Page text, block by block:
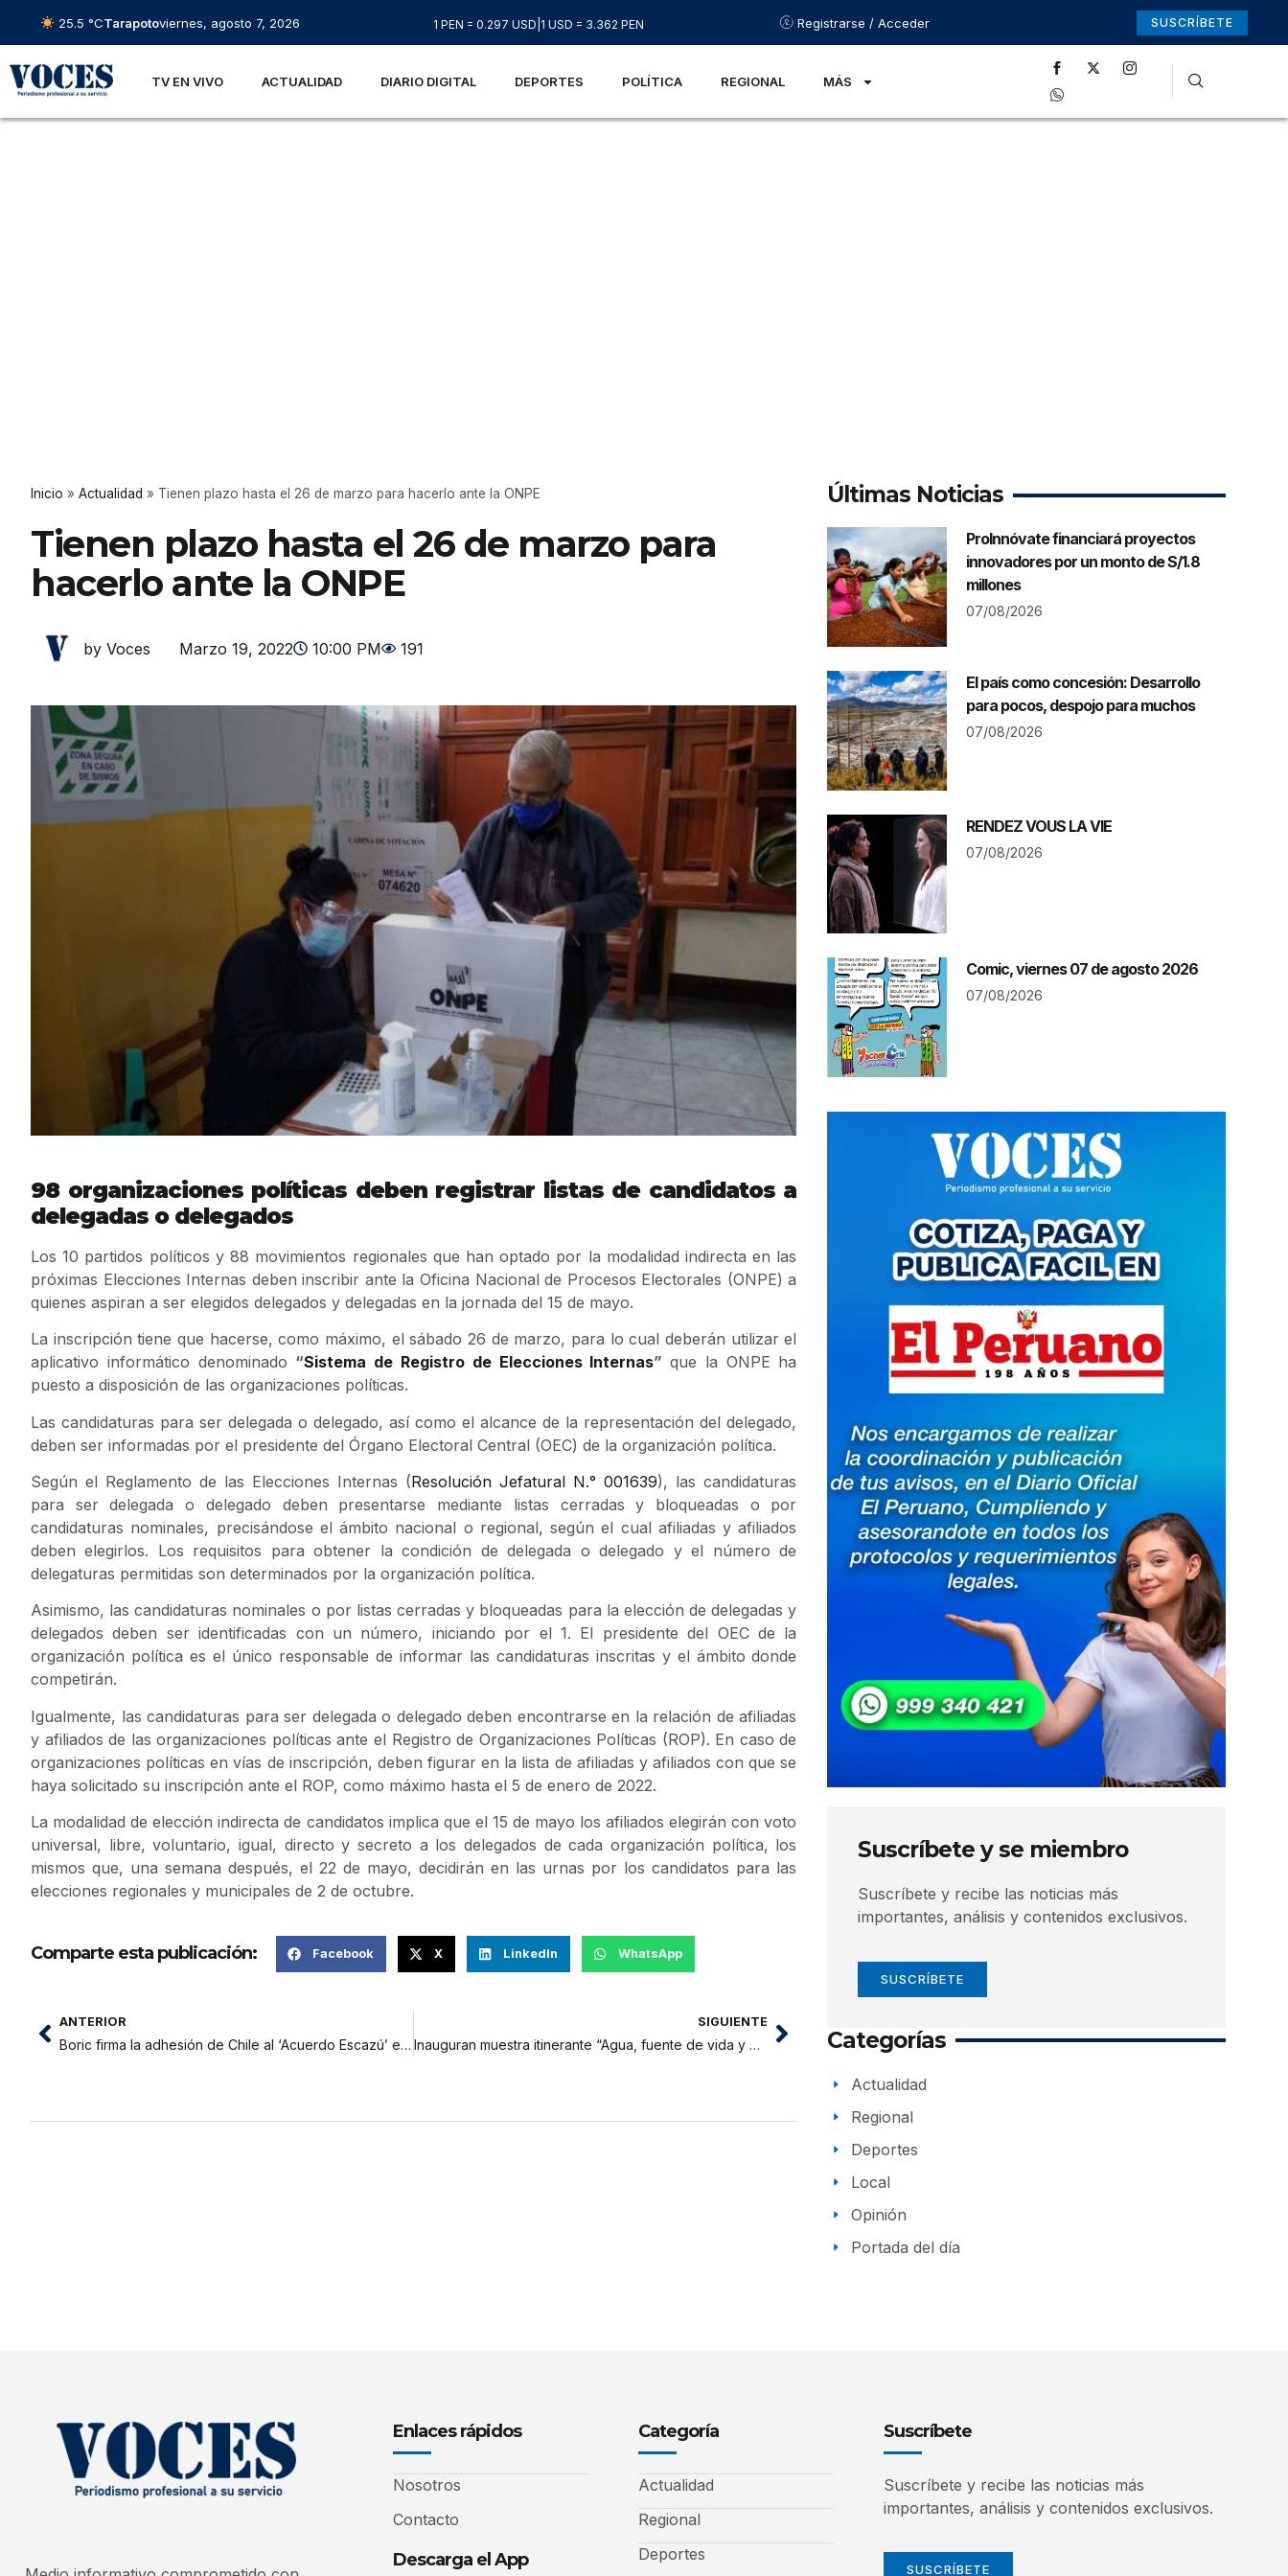
25.5 °CTarapotoviernes, agosto 7, 2026 1 PEN = 0.297 USD 1 USD = 3.362 PEN Registrarse / Acceder SUSCRÍBETE
TV EN VIVO ACTUALIDAD DIARIO DIGITAL DEPORTES POLÍTICA REGIONAL MÁS
Inicio » Actualidad » Tienen plazo hasta el 26 de marzo para hacerlo ante la ONPE
Tienen plazo hasta el 26 de marzo para
hacerlo ante la ONPE
by Voces Marzo 19, 2022 10:00 PM 191
98 organizaciones políticas deben registrar listas de candidatos a
delegadas o delegados
Los 10 partidos políticos y 88 movimientos regionales que han optado por la modalidad indirecta en las
próximas Elecciones Internas deben inscribir ante la Oficina Nacional de Procesos Electorales (ONPE) a
quienes aspiran a ser elegidos delegados y delegadas en la jornada del 15 de mayo.
La inscripción tiene que hacerse, como máximo, el sábado 26 de marzo, para lo cual deberán utilizar el
aplicativo informático denominado “Sistema de Registro de Elecciones Internas”que la ONPE ha
puesto a disposición de las organizaciones políticas.
Las candidaturas para ser delegada o delegado, así como el alcance de la representación del delegado,
deben ser informadas por el presidente del Órgano Electoral Central (OEC) de la organización política.
Según el Reglamento de las Elecciones Internas (Resolución Jefatural N.° 001639), las candidaturas
para ser delegada o delegado deben presentarse mediante listas cerradas y bloqueadas o por
candidaturas nominales, precisándose el ámbito nacional o regional, según el cual afiliadas y afiliados
deben elegirlos. Los requisitos para obtener la condición de delegada o delegado y el número de
delegaturas permitidas son determinados por la organización política.
Asimismo, las candidaturas nominales o por listas cerradas y bloqueadas para la elección de delegadas y
delegados deben ser identificadas con un número, iniciando por el 1. El presidente del OEC de la
organización política es el único responsable de informar las candidaturas inscritas y el ámbito donde
competirán.
Igualmente, las candidaturas para ser delegada o delegado deben encontrarse en la relación de afiliadas
y afiliados de las organizaciones políticas ante el Registro de Organizaciones Políticas (ROP). En caso de
organizaciones políticas en vías de inscripción, deben figurar en la lista de afiliadas y afiliados con que se
haya solicitado su inscripción ante el ROP, como máximo hasta el 5 de enero de 2022.
La modalidad de elección indirecta de candidatos implica que el 15 de mayo los afiliados elegirán con voto
universal, libre, voluntario, igual, directo y secreto a los delegados de cada organización política, los
mismos que, una semana después, el 22 de mayo, decidirán en las urnas por los candidatos para las
elecciones regionales y municipales de 2 de octubre.
Comparte esta publicación: Facebook X LinkedIn WhatsApp
ANTERIOR
Boric firma la adhesión de Chile al ‘Acuerdo Escazú’ en defensa del medioambiente
SIGUIENTE
Inauguran muestra itinerante “Agua, fuente de vida y desarrollo” en la ciudad de Tarapoto
Últimas Noticias
ProInnóvate financiará proyectos
innovadores por un monto de S/1.8
millones
07/08/2026
El país como concesión: Desarrollo
para pocos, despojo para muchos
07/08/2026
RENDEZ VOUS LA VIE
07/08/2026
Comic, viernes 07 de agosto 2026
07/08/2026
Suscríbete y se miembro
Suscríbete y recibe las noticias más
importantes, análisis y contenidos exclusivos.
SUSCRÍBETE
Categorías
Actualidad
Regional
Deportes
Local
Opinión
Portada del día
Enlaces rápidos
Nosotros
Contacto
Descarga el App
Categoría
Actualidad
Regional
Deportes
Suscríbete
Suscríbete y recibe las noticias más
importantes, análisis y contenidos exclusivos.
SUSCRÍBETE